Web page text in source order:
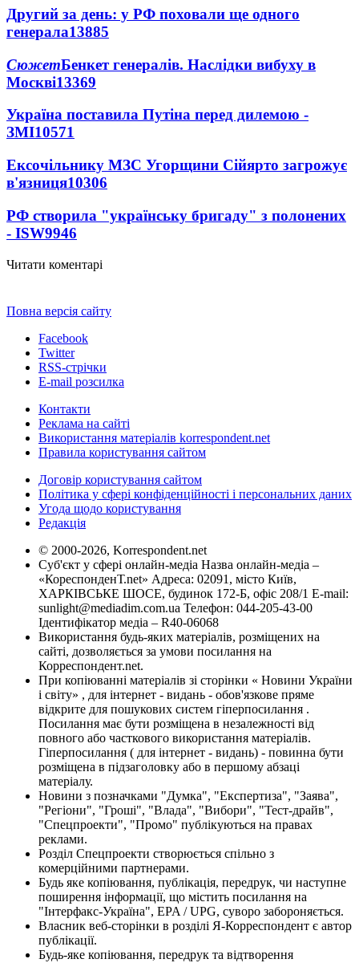
Другий за день: у РФ поховали ще одного
генерала13885
СюжетБенкет генералів. Наслідки вибуху в
Москві13369
Україна поставила Путіна перед дилемою -
ЗМІ10571
Ексочільнику МЗС Угорщини Сійярто загрожує
в'язниця10306
РФ створила "українську бригаду" з полонених
- ISW9946
Читати коментарі
Повна версія сайту
Facebook
Twitter
RSS-стрічки
E-mail розсилка
Контакти
Реклама на сайті
Використання матеріалів korrespondent.net
Правила користування сайтом
Договір користування сайтом
Політика у сфері конфіденційності і персональних даних
Угода щодо користування
Редакція
© 2000-2026, Korrespondent.net
Суб'єкт у сфері онлайн-медіа Назва онлайн-медіа –
«КореспонденТ.net» Адреса: 02091, місто Київ,
ХАРКІВСЬКЕ ШОСЕ, будинок 172-Б, офіс 208/1 E-mail:
sunlight@mediadim.com.ua Телефон: 044-205-43-00
Ідентифікатор медіа – R40-06068
Використання будь-яких матеріалів, розміщених на
сайті, дозволяється за умови посилання на
Корреспондент.net.
При копіюванні матеріалів зі сторінки « Новини України
і світу» , для інтернет - видань - обов'язкове пряме
відкрите для пошукових систем гіперпосилання .
Посилання має бути розміщена в незалежності від
повного або часткового використання матеріалів.
Гіперпосилання ( для інтернет - видань) - повинна бути
розміщена в підзаголовку або в першому абзаці
матеріалу.
Новини з позначками "Думка", "Експертиза", "Заява",
"Регіони", "Гроші", "Влада", "Вибори", "Тест-драйв",
"Спецпроекти", "Промо" публікуються на правах
реклами.
Розділ Спецпроекти створюється спільно з
комерційними партнерами.
Будь яке копіювання, публікація, передрук, чи наступне
поширення інформації, що містить посилання на
"Інтерфакс-Україна", EPA / UPG, суворо забороняється.
Власник веб-сторінки в розділі Я-Корреспондент є автор
публікації.
Будь-яке копіювання, передрук та відтворення